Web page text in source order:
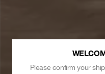
Please confirm your